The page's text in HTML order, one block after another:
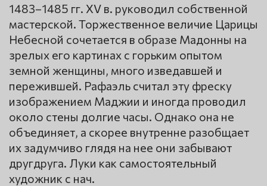
1483–1485 гг. XV в. руководил собственной
мастерской. Торжественное величие Царицы
Небесной сочетается в образе Мадонны на
зрелых его картинах с горьким опытом
земной женщины, много изведавшей и
пережившей. Рафаэль считал эту фреску
изображением Маджии и иногда проводил
около стены долгие часы. Однако она не
объединяет, а скорее внутренне разобщает
их задумчиво глядя на нее они забывают
другдруга. Луки как самостоятельный
художник с нач.